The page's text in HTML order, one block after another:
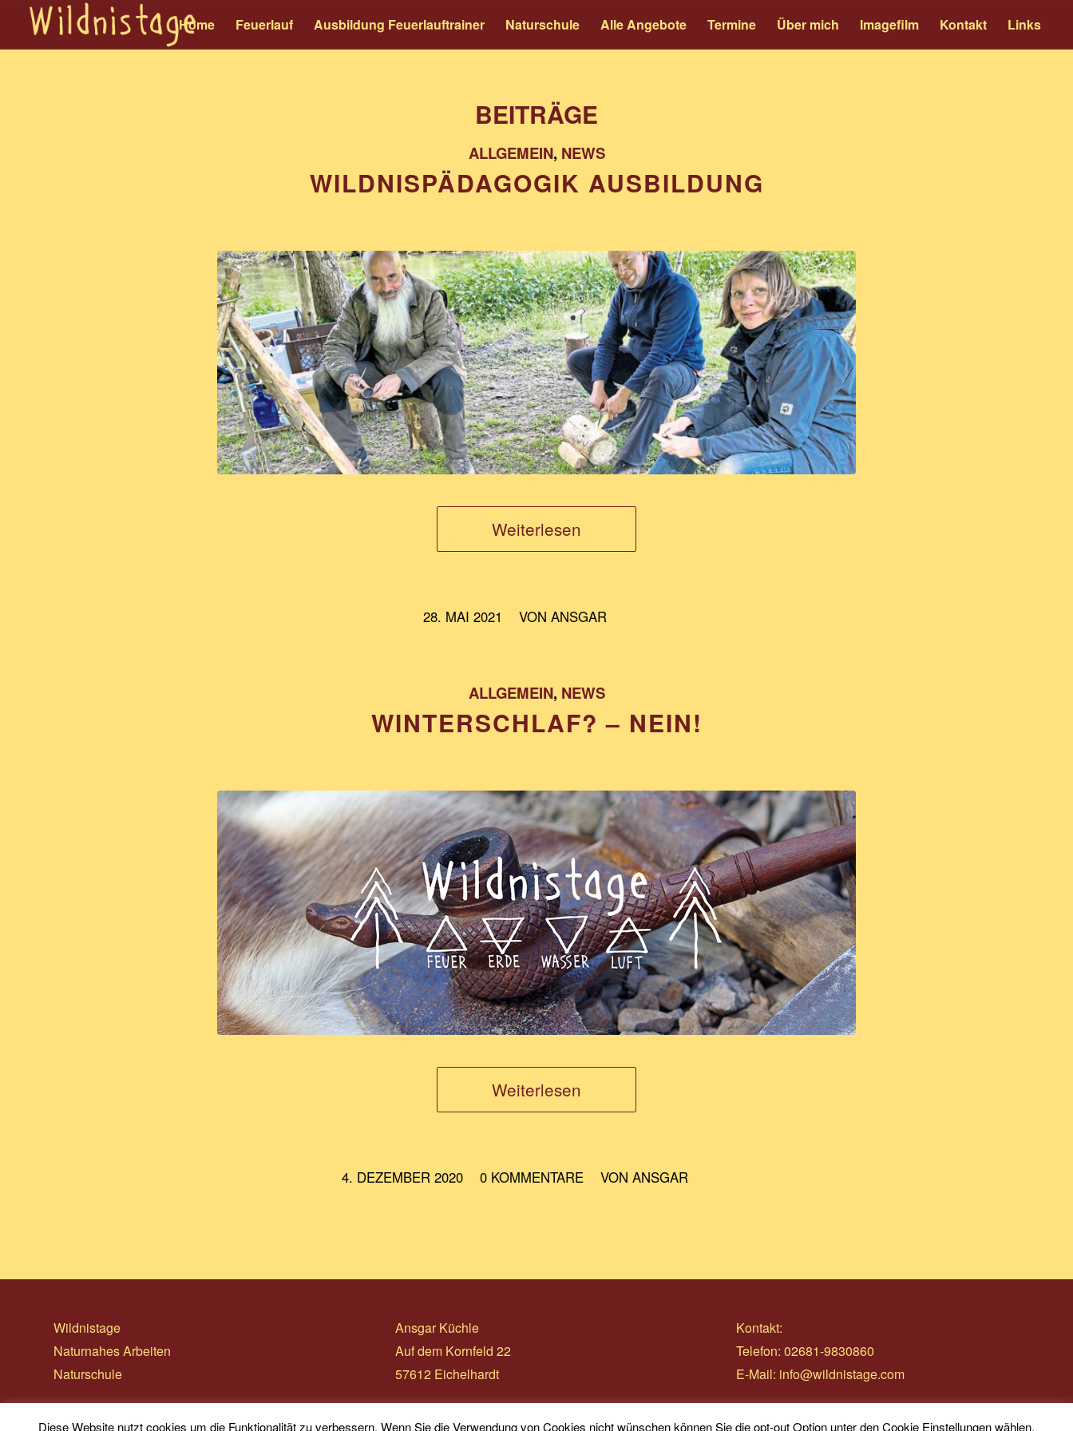
Home Feuerlauf Ausbildung Feuerlauftrainer Naturschule Alle Angebote Termine Über mich Imagefilm Kontakt Links
BEITRÄGE
ALLGEMEIN, NEWS
WILDNISPÄDAGOGIK AUSBILDUNG
Weiterlesen
28. MAI 2021
/ VON ANSGAR
ALLGEMEIN, NEWS
WINTERSCHLAF? – NEIN!
Weiterlesen
4. DEZEMBER 2020
/ 0 KOMMENTARE
/ VON ANSGAR
Wildnistage
Naturnahes Arbeiten
Naturschule
Ansgar Küchle
Auf dem Kornfeld 22
57612 Eichelhardt
Kontakt:
Telefon: 02681-9830860
E-Mail: info@wildnistage.com
Diese Website nutzt cookies um die Funktionalität zu verbessern. Wenn Sie die Verwendung von Cookies nicht wünschen können Sie die opt-out Option unter den Cookie Einstellungen wählen.